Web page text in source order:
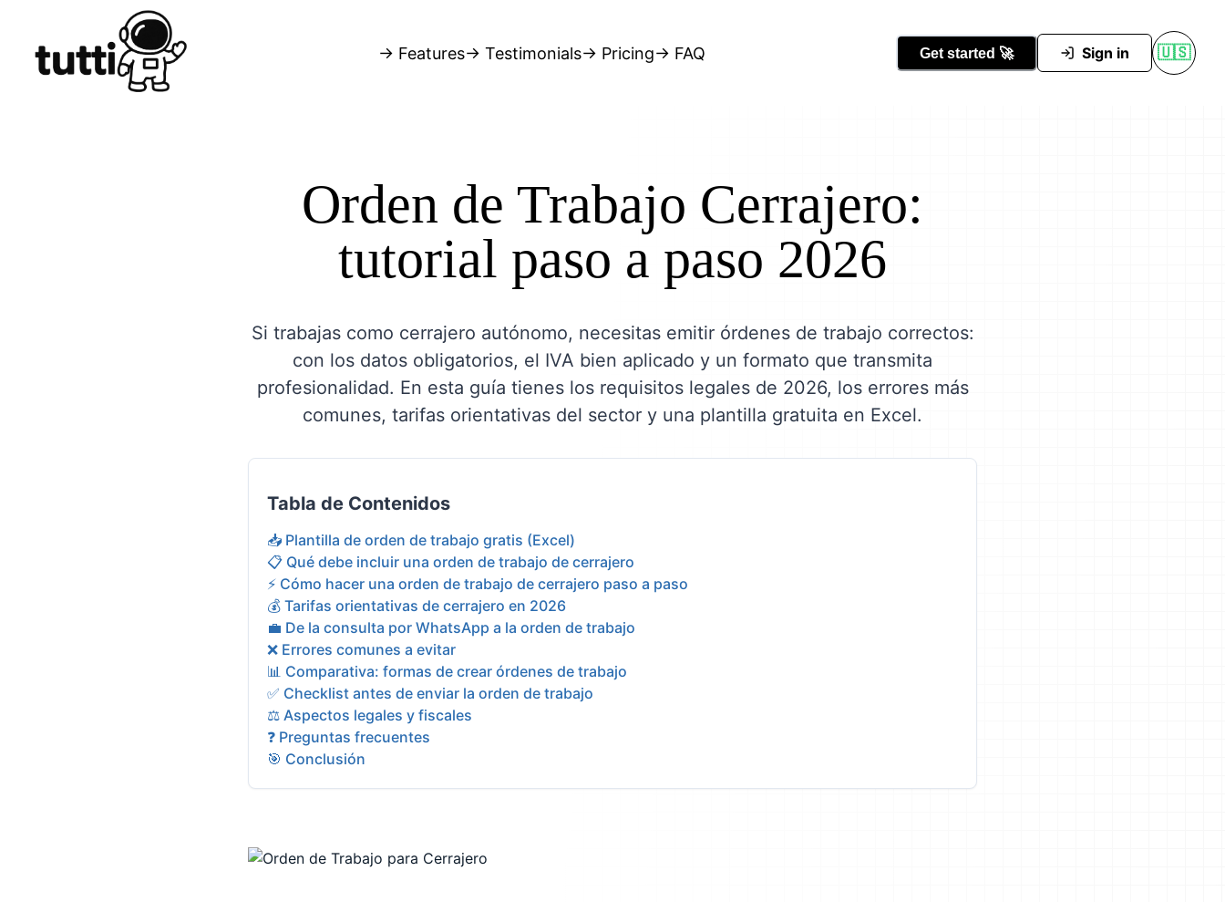
→ Features→ Testimonials→ Pricing→ FAQ Get started 🚀 Sign in 🇺🇸
Conocer Tutti
Orden de Trabajo Cerrajero:
tutorial paso a paso 2026
Si trabajas como cerrajero autónomo, necesitas emitir órdenes de trabajo correctos:
con los datos obligatorios, el IVA bien aplicado y un formato que transmita
profesionalidad. En esta guía tienes los requisitos legales de 2026, los errores más
comunes, tarifas orientativas del sector y una plantilla gratuita en Excel.
Tabla de Contenidos
📥 Plantilla de orden de trabajo gratis (Excel)
📋 Qué debe incluir una orden de trabajo de cerrajero
⚡ Cómo hacer una orden de trabajo de cerrajero paso a paso
💰 Tarifas orientativas de cerrajero en 2026
💼 De la consulta por WhatsApp a la orden de trabajo
❌ Errores comunes a evitar
📊 Comparativa: formas de crear órdenes de trabajo
✅ Checklist antes de enviar la orden de trabajo
⚖️ Aspectos legales y fiscales
❓ Preguntas frecuentes
🎯 Conclusión